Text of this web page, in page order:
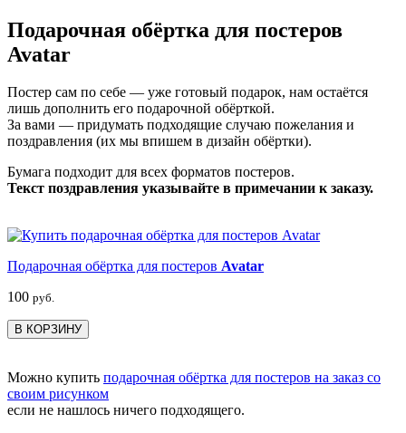
Подарочная обёртка для постеров
Avatar
Постер сам по себе — уже готовый подарок, нам остаётся
лишь дополнить его подарочной обёрткой.
За вами — придумать подходящие случаю пожелания и
поздравления (их мы впишем в дизайн обёртки).
Бумага подходит для всех форматов постеров.
Текст поздравления указывайте в примечании к заказу.
Подарочная обёртка для постеров Avatar
100 руб.
В КОРЗИНУ
Можно купить подарочная обёртка для постеров на заказ со
своим рисунком
если не нашлось ничего подходящего.